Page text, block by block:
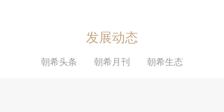
发展动态
朝希头条 朝希月刊 朝希生态